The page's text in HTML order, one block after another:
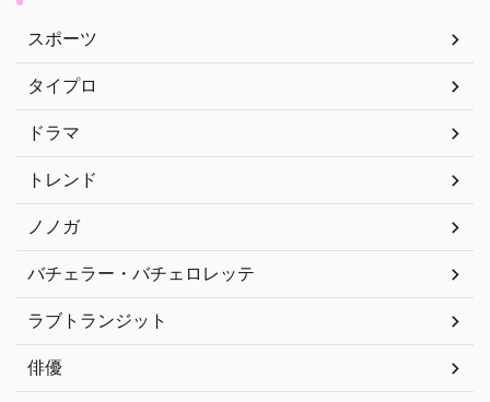
スポーツ
タイプロ
ドラマ
トレンド
ノノガ
バチェラー・バチェロレッテ
ラブトランジット
俳優